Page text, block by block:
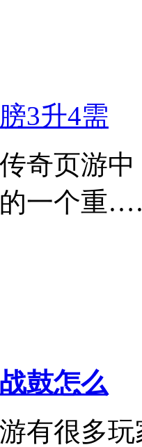
3升4需
页游中
的一个重
鼓怎么
很多玩